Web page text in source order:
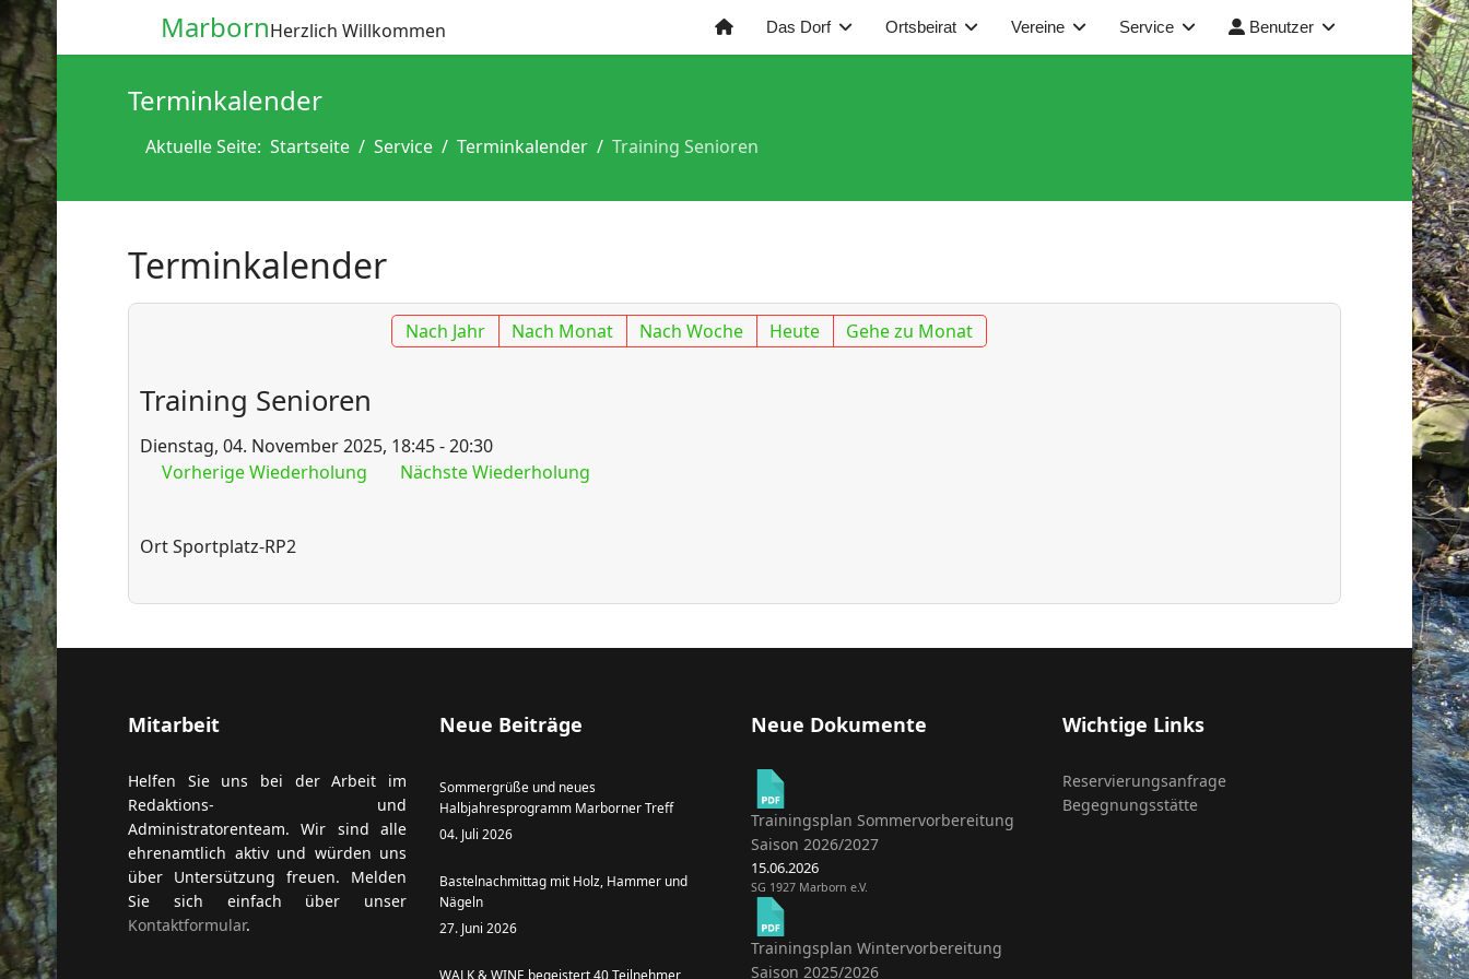
MarbornHerzlich Willkommen Das Dorf Ortsbeirat Vereine Service Benutzer
Terminkalender
Aktuelle Seite: Startseite Service Terminkalender Training Senioren
Terminkalender
Nach Jahr Nach Monat Nach Woche Heute Gehe zu Monat
Training Senioren
Dienstag, 04. November 2025, 18:45 - 20:30
Vorherige Wiederholung
Nächste Wiederholung
OrtSportplatz-RP2
Mitarbeit
Helfen Sie uns bei der Arbeit im
Redaktions- und
Administratorenteam. Wir sind alle
ehrenamtlich aktiv und würden uns
über Untersützung freuen. Melden
Sie sich einfach über unser
Kontaktformular.
Neue Beiträge
Sommergrüße und neues
Halbjahresprogramm Marborner Treff
04. Juli 2026
Bastelnachmittag mit Holz, Hammer und
Nägeln
27. Juni 2026
WALK & WINE begeistert 40 Teilnehmer
Neue Dokumente
Trainingsplan Sommervorbereitung
Saison 2026/2027
15.06.2026
SG 1927 Marborn e.V.
Trainingsplan Wintervorbereitung
Saison 2025/2026
Wichtige Links
Reservierungsanfrage
Begegnungsstätte
anzeigen